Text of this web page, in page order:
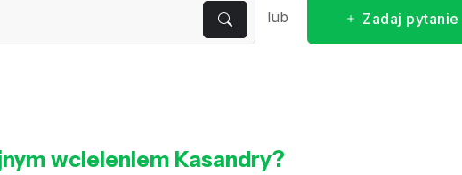
lub Zadaj pytanie
wcieleniem Kasandry?